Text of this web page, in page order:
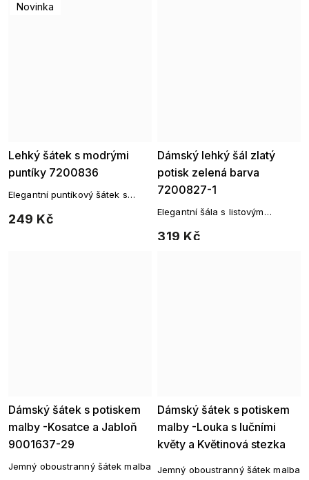
Novinka
Lehký šátek s modrými
puntíky 7200836
249 Kč
Elegantní puntíkový šátek s
Dámský lehký šál zlatý
potisk zelená barva
7200827-1
319 Kč
Elegantní šála s listovým
Dámský šátek s potiskem
malby -Kosatce a Jabloň
9001637-29
Jemný oboustranný šátek malba
Dámský šátek s potiskem
malby -Louka s lučními
květy a Květinová stezka
Jemný oboustranný šátek malba